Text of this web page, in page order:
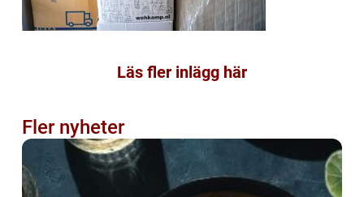
Läs fler inlägg här
Fler nyheter